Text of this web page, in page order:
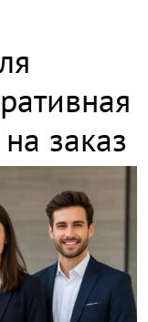
заказ